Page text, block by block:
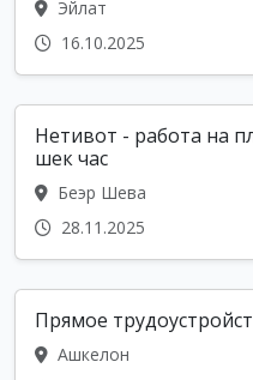
Эйлат
16.10.2025
Нетивот - работа на
шек час
Беэр Шева
28.11.2025
Прямое
Ашкелон